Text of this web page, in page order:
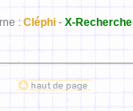
: Cléphi - X-Recherche